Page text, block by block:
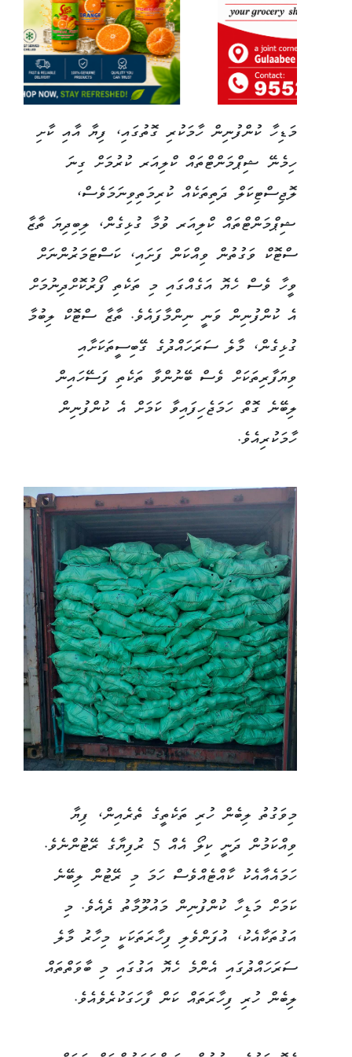
މަޑިހާ ކުންފުނިން ހާމަކުރި ގޮތުގައި، ފިޔާ އާއި ކާށި
ހިމެނޭ ޝިޕްމަންޓްތައް ކްލިއަރ ކުރުމަށް ގިނަ
ލޮޖިސްޓިކަލް ދަތިތަކެއް ކުރިމަތިވިނަމަވެސް،
ޝިޕްމަންޓްތައް ކްލިއަރ ވުމާ ގުޅިގެން، ލިބިދިޔަ ތާޒާ
ސްޓޮކް ވަގުތުން ވިއްކަން ފަށައި، ކަސްޓަމަރުންނަށް
ވީހާ ވެސް ހެޔޮ އަގެއްގައި މި ތަކެތި ފޯރުކޮށްދިނުމަށް
އެ ކުންފުނިން ވަނީ ނިންމާފައެވެ. ތާޒާ ސްޓޮކް ލިބުމާ
ގުޅިގެން، މާލެ ސަރަހައްދުގެ ގޭބިސީތަކަށާއި
ވިޔަފާރިތަކަށް ވެސް ބޭނުންވާ ތަކެތި ފަސޭހައިން
ލިބޭނެ ގޮތް ހަމަޖެހިފައިވާ ކަމަށް އެ ކުންފުނިން
ހާމަކުރިއެވެ.
މިވަގުތު ލިބެން ހުރި ތަކެތީގެ ތެރެއިން، ފިޔާ
ވިއްކަމުން ދަނީ ކިލޯ އެއް 5 ރުފިޔާގެ ރޭޓުންނެވެ.
ހަމައެއާއެކު ކާއްޓެއްވެސް ހަމަ މި ރޭޓުން ލިބޭނެ
ކަމަށް މަޑިހާ ކުންފުނިން މައުލޫމާތު ދެއެވެ. މި
އަގުތަކާއެކު، އުފަންވެލި ފިހާރަތަކަކީ މިހާރު މާލެ
ސަރަހައްދުގައި އެންމެ ހެޔޮ އަގުގައި މި ބާވަތްތައް
ލިބެން ހުރި ފިހާރަތައް ކަން ފާހަގަކުރެވެއެވެ.